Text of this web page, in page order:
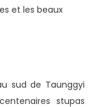
et les beaux
sud de Taunggyi
stupas